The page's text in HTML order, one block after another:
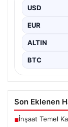
bir
USD
EUR
ALTIN
BTC
Son Eklenen
■İnşaat Temel